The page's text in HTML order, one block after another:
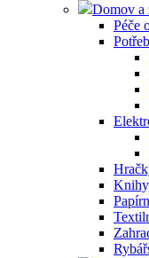
Domov a
Péče